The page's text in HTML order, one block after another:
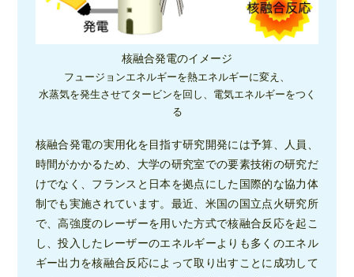
核融合発電のイメージ
フュージョンエネルギーを熱エネルギーに変え、
水蒸気を発生させてタービンを回し、電気エネルギーをつく
る
核融合発電の実用化を目指す研究開発には予算、人員、
時間がかかるため、大学の研究室での要素技術の研究だ
けでなく、フランスと日本を拠点にした国際的な協力体
制でも実施されています。最近、米国の国立点火研究所
で、高強度のレーザーを用いた方式で核融合反応を起こ
し、投入したレーザーのエネルギーよりも多くのエネル
ギー出力を核融合反応によって取り出すことに成功して